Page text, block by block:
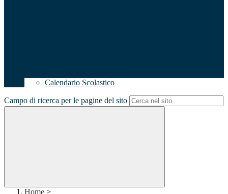
Calendario Scolastico
Campo di ricerca per le pagine del sito
Home >